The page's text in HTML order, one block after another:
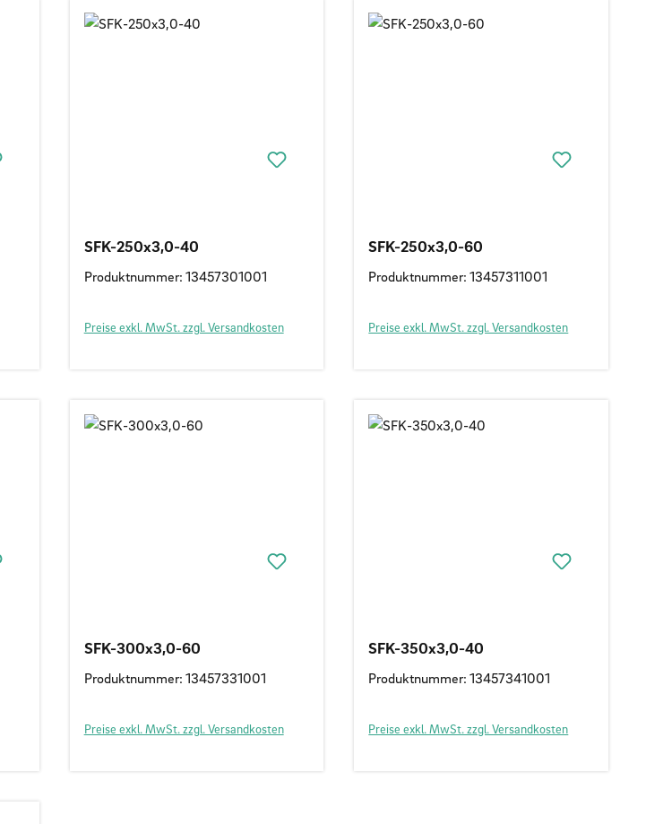
SFK-250x3,0-40
Produktnummer: 13457301001
Preise exkl. MwSt. zzgl. Versandkosten
SFK-250x3,0-60
Produktnummer: 13457311001
Preise exkl. MwSt. zzgl. Versandkosten
SFK-300x3,0-60
Produktnummer: 13457331001
Preise exkl. MwSt. zzgl. Versandkosten
SFK-350x3,0-40
Produktnummer: 13457341001
Preise exkl. MwSt. zzgl. Versandkosten